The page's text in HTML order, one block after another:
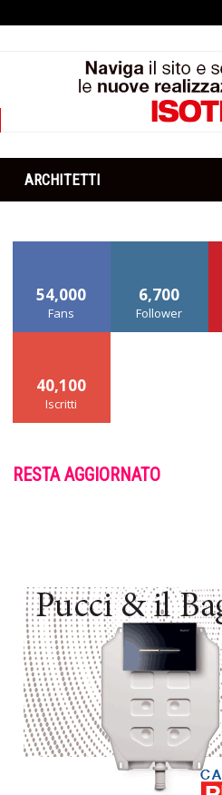
ARCHITETTI
54,000
Fans
6,700
Follower
40,100
Iscritti
RESTA AGGIORNATO